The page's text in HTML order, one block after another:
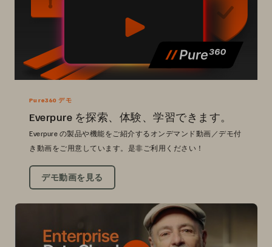
Pure360 デモ
Everpure を探索、体験、学習できます。
Everpure の製品や機能をご紹介するオンデマンド動画／デモ付
き動画をご用意しています。是非ご利用ください！
デモ動画を見る